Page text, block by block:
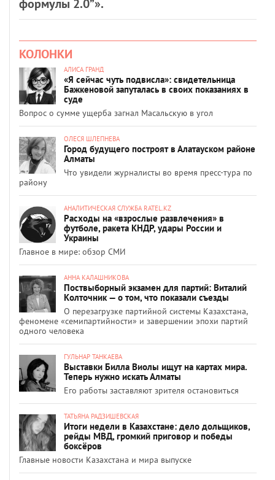
формулы 2.0”».
КОЛОНКИ
АЛИСА ГРАНД
«Я сейчас чуть подвисла»: свидетельница
Бажкеновой запуталась в своих показаниях в
суде
Вопрос о сумме ущерба загнал Масальскую в угол
ОЛЕСЯ ШЛЕПНЕВА
Город будущего построят в Алатауском районе
Алматы
Что увидели журналисты во время пресс-тура по
району
АНАЛИТИЧЕСКАЯ СЛУЖБА RATEL.KZ
Расходы на «взрослые развлечения» в
футболе, ракета КНДР, удары России и
Украины
Главное в мире: обзор СМИ
АННА КАЛАШНИКОВА
Поствыборный экзамен для партий: Виталий
Колточник — о том, что показали съезды
О перезагрузке партийной системы Казахстана,
феномене «семипартийности» и завершении эпохи партий
одного человека
ГУЛЬНАР ТАНКАЕВА
Выставки Билла Виолы ищут на картах мира.
Теперь нужно искать Алматы
Его работы заставляют зрителя остановиться
ТАТЬЯНА РАДЗИШЕВСКАЯ
Итоги недели в Казахстане: дело дольщиков,
рейды МВД, громкий приговор и победы
боксёров
Главные новости Казахстана и мира выпуске